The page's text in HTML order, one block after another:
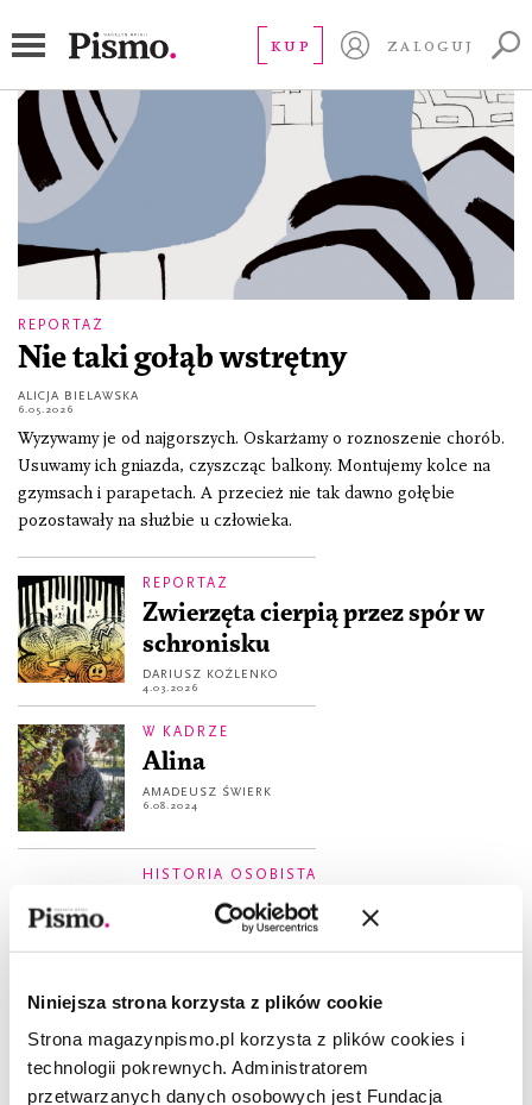
Niniejsza strona korzysta z plików cookie
Strona magazynpismo.pl korzysta z plików cookies i
technologii pokrewnych. Administratorem
przetwarzanych danych osobowych jest Fundacja
KUP ZALOGUJ
REPORTAŻ
Nie taki gołąb wstrętny
ALICJA BIELAWSKA
6.05.2026
Wyzywamy je od najgorszych. Oskarżamy o roznoszenie chorób.
Usuwamy ich gniazda, czyszcząc balkony. Montujemy kolce na
gzymsach i parapetach. A przecież nie tak dawno gołębie
pozostawały na służbie u człowieka.
REPORTAŻ
Zwierzęta cierpią przez spór w
schronisku
DARIUSZ KOŹLENKO
4.03.2026
W KADRZE
Alina
AMADEUSZ ŚWIERK
6.08.2024
HISTORIA OSOBISTA
Urodziliśmy się dla tej wojny
KATERYNA KAŁYTKO
Z PISMEM U...
Chodź, opowiem ci o
bezpiecznym seksie